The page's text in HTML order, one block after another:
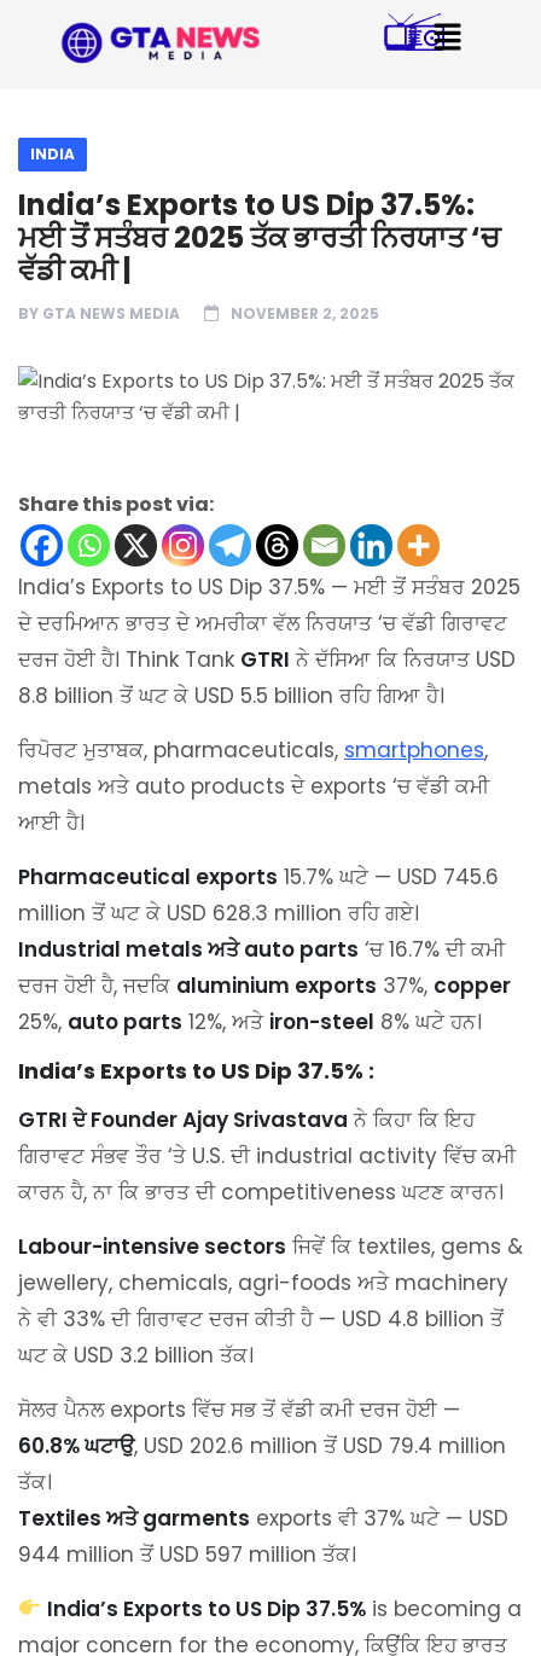
INDIA
India’s Exports to US Dip 37.5%:
ਮਈ ਤੋਂ ਸਤੰਬਰ 2025 ਤੱਕ ਭਾਰਤੀ ਨਿਰਯਾਤ ‘ਚ
ਵੱਡੀ ਕਮੀ |
BY GTA NEWS MEDIA NOVEMBER 2, 2025
Share this post via:
India’s Exports to US Dip 37.5% — ਮਈ ਤੋਂ ਸਤੰਬਰ 2025
ਦੇ ਦਰਮਿਆਨ ਭਾਰਤ ਦੇ ਅਮਰੀਕਾ ਵੱਲ ਨਿਰਯਾਤ ‘ਚ ਵੱਡੀ ਗਿਰਾਵਟ
ਦਰਜ ਹੋਈ ਹੈ। Think Tank GTRI ਨੇ ਦੱਸਿਆ ਕਿ ਨਿਰਯਾਤ USD
8.8 billion ਤੋਂ ਘਟ ਕੇ USD 5.5 billion ਰਹਿ ਗਿਆ ਹੈ।
ਰਿਪੋਰਟ ਮੁਤਾਬਕ, pharmaceuticals, smartphones,
metals ਅਤੇ auto products ਦੇ exports ‘ਚ ਵੱਡੀ ਕਮੀ
ਆਈ ਹੈ।
Pharmaceutical exports 15.7% ਘਟੇ — USD 745.6
million ਤੋਂ ਘਟ ਕੇ USD 628.3 million ਰਹਿ ਗਏ।
Industrial metals ਅਤੇ auto parts ‘ਚ 16.7% ਦੀ ਕਮੀ
ਦਰਜ ਹੋਈ ਹੈ, ਜਦਕਿ aluminium exports 37%, copper
25%, auto parts 12%, ਅਤੇ iron-steel 8% ਘਟੇ ਹਨ।
India’s Exports to US Dip 37.5% :
GTRI ਦੇ Founder Ajay Srivastava ਨੇ ਕਿਹਾ ਕਿ ਇਹ
ਗਿਰਾਵਟ ਸੰਭਵ ਤੌਰ ‘ਤੇ U.S. ਦੀ industrial activity ਵਿੱਚ ਕਮੀ
ਕਾਰਨ ਹੈ, ਨਾ ਕਿ ਭਾਰਤ ਦੀ competitiveness ਘਟਣ ਕਾਰਨ।
Labour-intensive sectors ਜਿਵੇਂ ਕਿ textiles, gems &
jewellery, chemicals, agri-foods ਅਤੇ machinery
ਨੇ ਵੀ 33% ਦੀ ਗਿਰਾਵਟ ਦਰਜ ਕੀਤੀ ਹੈ — USD 4.8 billion ਤੋਂ
ਘਟ ਕੇ USD 3.2 billion ਤੱਕ।
ਸੋਲਰ ਪੈਨਲ exports ਵਿੱਚ ਸਭ ਤੋਂ ਵੱਡੀ ਕਮੀ ਦਰਜ ਹੋਈ —
60.8% ਘਟਾਉ, USD 202.6 million ਤੋਂ USD 79.4 million
ਤੱਕ।
Textiles ਅਤੇ garments exports ਵੀ 37% ਘਟੇ — USD
944 million ਤੋਂ USD 597 million ਤੱਕ।
India’s Exports to US Dip 37.5% is becoming a
major concern for the economy, ਕਿਉਂਕਿ ਇਹ ਭਾਰਤ